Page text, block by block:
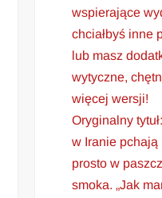
wspierające
chciałbyś inne
lub masz
wytyczne,
więcej wersji!
Oryginalny
w Iranie pchają
prosto w
smoka. „Jak